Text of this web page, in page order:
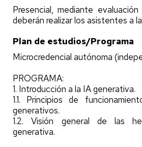
Presencial, mediante
deberán realizar los asistentes a
Plan de estudios/Programa
Microcredencial autónoma
PROGRAMA:
1. Introducción a la IA generativa.
1.1. Principios de
generativos.
1.2. Visión general de las
generativa.